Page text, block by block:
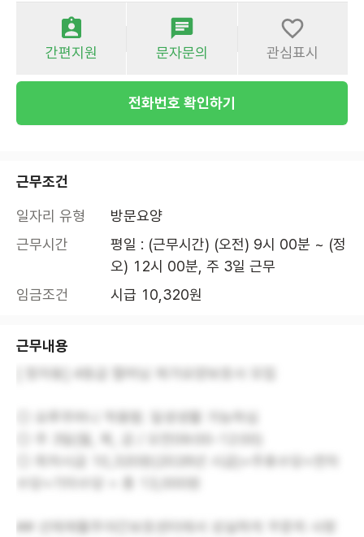
간편지원 문자문의 관심표시
전화번호 확인하기
근무조건
일자리 유형
방문요양
근무시간
평일 : (근무시간) (오전) 9시 00분 ~ (정
오) 12시 00분, 주 3일 근무
임금조건
시급 10,320원
근무내용
## 선재재활주야간보호센터에서 성실하게 꾸준히 사랑